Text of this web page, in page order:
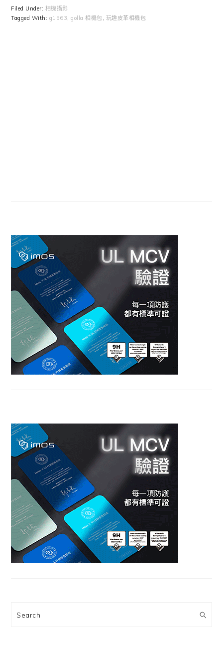
Filed Under: 相機攝影
Tagged With: g1563,golla 相機包, 玩趣皮革相機包
Search